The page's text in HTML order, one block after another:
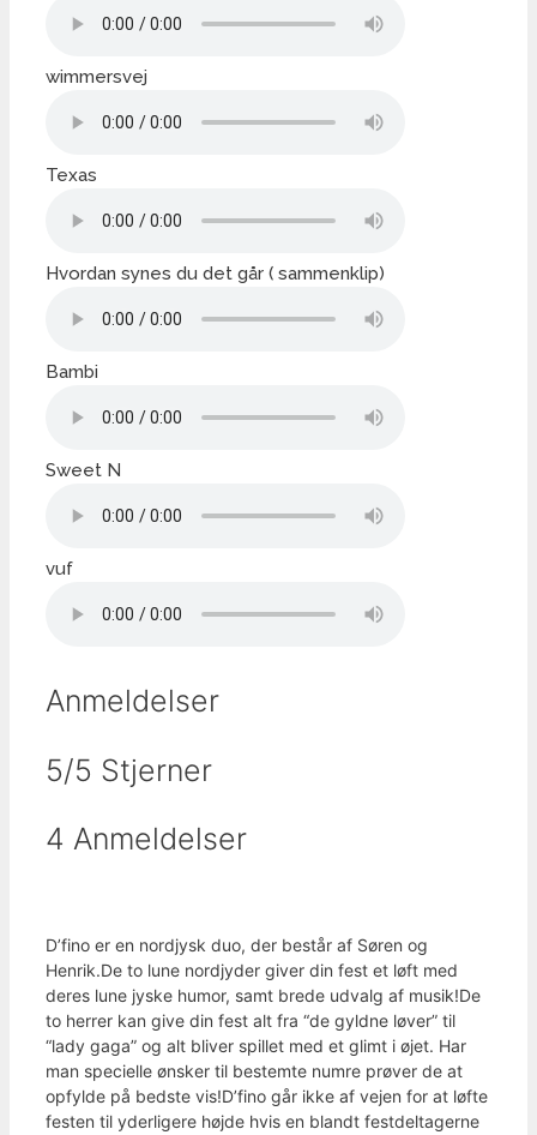
wimmersvej
Texas
Hvordan synes du det går ( sammenklip)
Bambi
Sweet N
vuf
Anmeldelser
5/5 Stjerner
4 Anmeldelser
D’fino er en nordjysk duo, der består af Søren og
Henrik.De to lune nordjyder giver din fest et løft med
deres lune jyske humor, samt brede udvalg af musik!De
to herrer kan give din fest alt fra “de gyldne løver” til
“lady gaga” og alt bliver spillet med et glimt i øjet. Har
man specielle ønsker til bestemte numre prøver de at
opfylde på bedste vis!D’fino går ikke af vejen for at løfte
festen til yderligere højde hvis en blandt festdeltagerne